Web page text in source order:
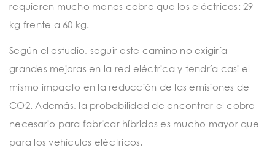
requieren mucho menos cobre que los eléctricos: 29
kg frente a 60 kg.
Según el estudio, seguir este camino no exigiría
grandes mejoras en la red eléctrica y tendría casi el
mismo impacto en la reducción de las emisiones de
CO2. Además, la probabilidad de encontrar el cobre
necesario para fabricar híbridos es mucho mayor que
para los vehículos eléctricos.